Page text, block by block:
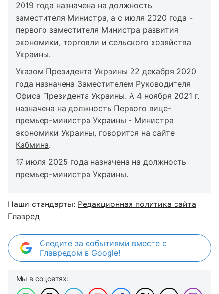
2019 года назначена на должность
заместителя Министра, а с июля 2020 года -
первого заместителя Министра развития
экономики, торговли и сельского хозяйства
Украины.
Указом Президента Украины 22 декабря 2020
года назначена Заместителем Руководителя
Офиса Президента Украины. А 4 ноября 2021 г.
назначена на должность Первого вице-
премьер-министра Украины - Министра
экономики Украины, говорится на сайте
Кабмина.
17 июля 2025 года назначена на должность
премьер-министра Украины.
Наши стандарты: Редакционная политика сайта
Главред
Следите за событиями вместе с
Главредом в Google!
Мы в соцсетях: